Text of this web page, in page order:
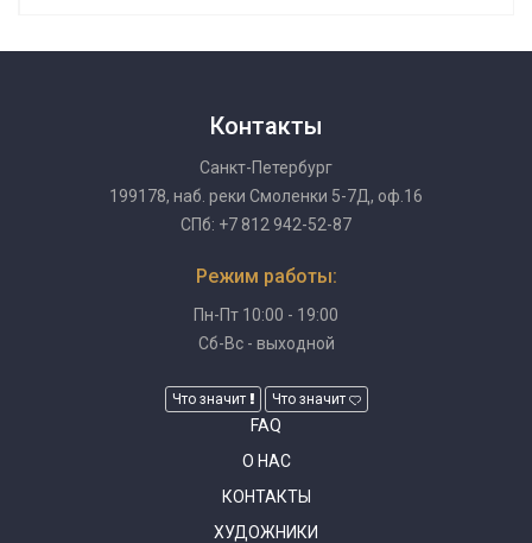
Контакты
Санкт-Петербург
199178, наб. реки Смоленки 5-7Д, оф.16
СПб: +7 812 942-52-87
Режим работы:
Пн-Пт 10:00 - 19:00
Сб-Вс - выходной
Что значит Что значит
FAQ
О НАС
КОНТАКТЫ
ХУДОЖНИКИ